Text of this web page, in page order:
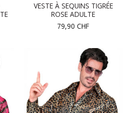
VESTE À SEQUINS TIGRÉE
ROSE ADULTE
79,90 CHF